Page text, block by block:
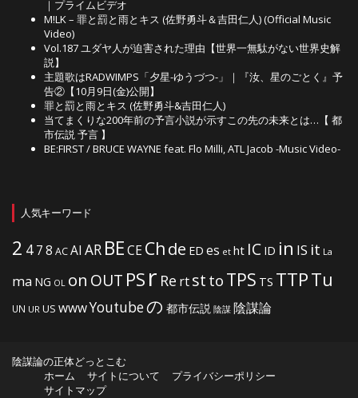
｜プライムビデオ
M!LK – 罪と罰と雨とキス (佐野勇斗＆吉田仁人) (Official Music
Video)
Vol.187 ユダヤ人が迫害された理由【世界一無駄がない世界史解
説】
主題歌はRADWIMPS「夕星-ゆうづつ-」｜『汝、星のごとく』予
告②【10月9日(金)公開】
罪と罰と雨とキス (佐野勇斗&吉田仁人)
当てまくりな200年前の予言小説が示すこの先の未来とは…【 都
市伝説 予言 】
BE:FIRST / BRUCE WAYNE feat. Flo Milli, ATL Jacob -Music Video-
人気キーワード
2 478 ACAI AR BECE Chde ED es et ht IC ID in IS it La
ma NG OL on OUT PSr Re rtsttoTPS TS TTPTu
UN UR US wwwYoutubeの 都市伝説 陰謀 陰謀論
陰謀論の正体どっとこむ
ホーム
サイトについて
プライバシーポリシー
サイトマップ